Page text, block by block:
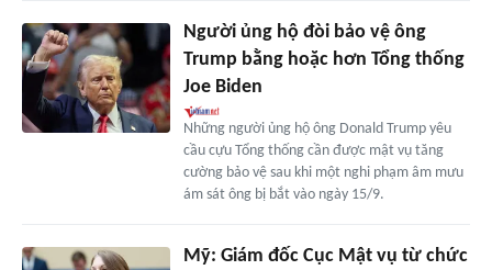
Người ủng hộ đòi bảo vệ ông
Trump bằng hoặc hơn Tổng thống
Joe Biden
Những người ủng hộ ông Donald Trump yêu
cầu cựu Tổng thống cần được mật vụ tăng
cường bảo vệ sau khi một nghi phạm âm mưu
ám sát ông bị bắt vào ngày 15/9.
Mỹ: Giám đốc Cục Mật vụ từ chức